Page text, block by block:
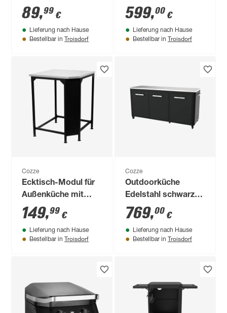
15 cm
89,99 €
Lieferung nach Hause
Bestellbar in Troisdorf
120 x 90 x 67 cm
599,00 €
Lieferung nach Hause
Bestellbar in Troisdorf
Cozze
Ecktisch-Modul für
Außenküche mit
Edelstahlplatte 70,5
x 90 x 70,5 cm
149,99 €
Lieferung nach Hause
Bestellbar in Troisdorf
Cozze
Outdoorküche
Edelstahl schwarz
180 x 90 x 67 cm
769,00 €
Lieferung nach Hause
Bestellbar in Troisdorf